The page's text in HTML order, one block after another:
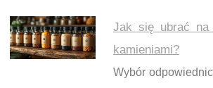
Jak się ubrać na
kamieniami?
Wybór